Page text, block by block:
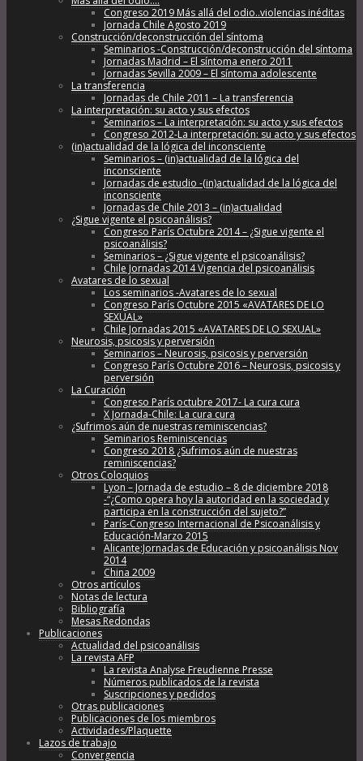
Congreso 2019 Más allá del odio..violencias inéditas
Jornada Chile Agosto 2019
Construcción/deconstrucción del síntoma
Seminarios -Construcción/deconstrucción del síntoma
Jornadas Madrid – El síntoma enero 2011
Jornadas Sevilla 2009 – El síntoma adolescente
La transferencia
Jornadas de Chile 2011 – La transferencia
La interpretación: su acto y sus efectos
Seminarios – La interpretación: su acto y sus efectos
Congreso 2012-La interpretación: su acto y sus efectos
(in)actualidad de la lógica del inconsciente
Seminarios – (in)actualidad de la lógica del
inconsciente
Jornadas de estudio -(in)actualidad de la lógica del
inconsciente
Jornadas de Chile 2013 – (in)actualidad
¿Sigue vigente el psicoanálisis?
Congreso París Octubre 2014 – ¿Sigue vigente el
psicoanálisis?
Seminarios – ¿Sigue vigente el psicoanálisis?
Chile Jornadas 2014 Vigencia del psicoanálisis
Avatares de lo sexual
Los seminarios -Avatares de lo sexual
Congreso París Octubre 2015 «AVATARES DE LO
SEXUAL»
Chile Jornadas 2015 «AVATARES DE LO SEXUAL»
Neurosis, psicosis y perversión
Seminarios – Neurosis, psicosis y perversión
Congreso París Octubre 2016 – Neurosis, psicosis y
perversión
La Curación
Congreso París octubre 2017- La cura cura
X Jornada-Chile: La cura cura
¿Sufrimos aún de nuestras reminiscencias?
Seminarios Reminiscencias
Congreso 2018 ¿Sufrimos aún de nuestras
reminiscencias?
Otros Coloquios
Lyon – Jornada de estudio – 8 de diciembre 2018
-“¿Como opera hoy la autoridad en la sociedad y
participa en la construcción del sujeto?”
París-Congreso Internacional de Psicoanálisis y
Educación-Marzo 2015
Alicante:Jornadas de Educación y psicoanálisis Nov
2014
China 2009
Otros artículos
Notas de lectura
Bibliografía
Mesas Redondas
Publicaciones
Actualidad del psicoanálisis
La revista AFP
La revista Analyse Freudienne Presse
Números publicados de la revista
Suscripciones y pedidos
Otras publicaciones
Publicaciones de los miembros
Actividades/Plaquette
Lazos de trabajo
Convergencia